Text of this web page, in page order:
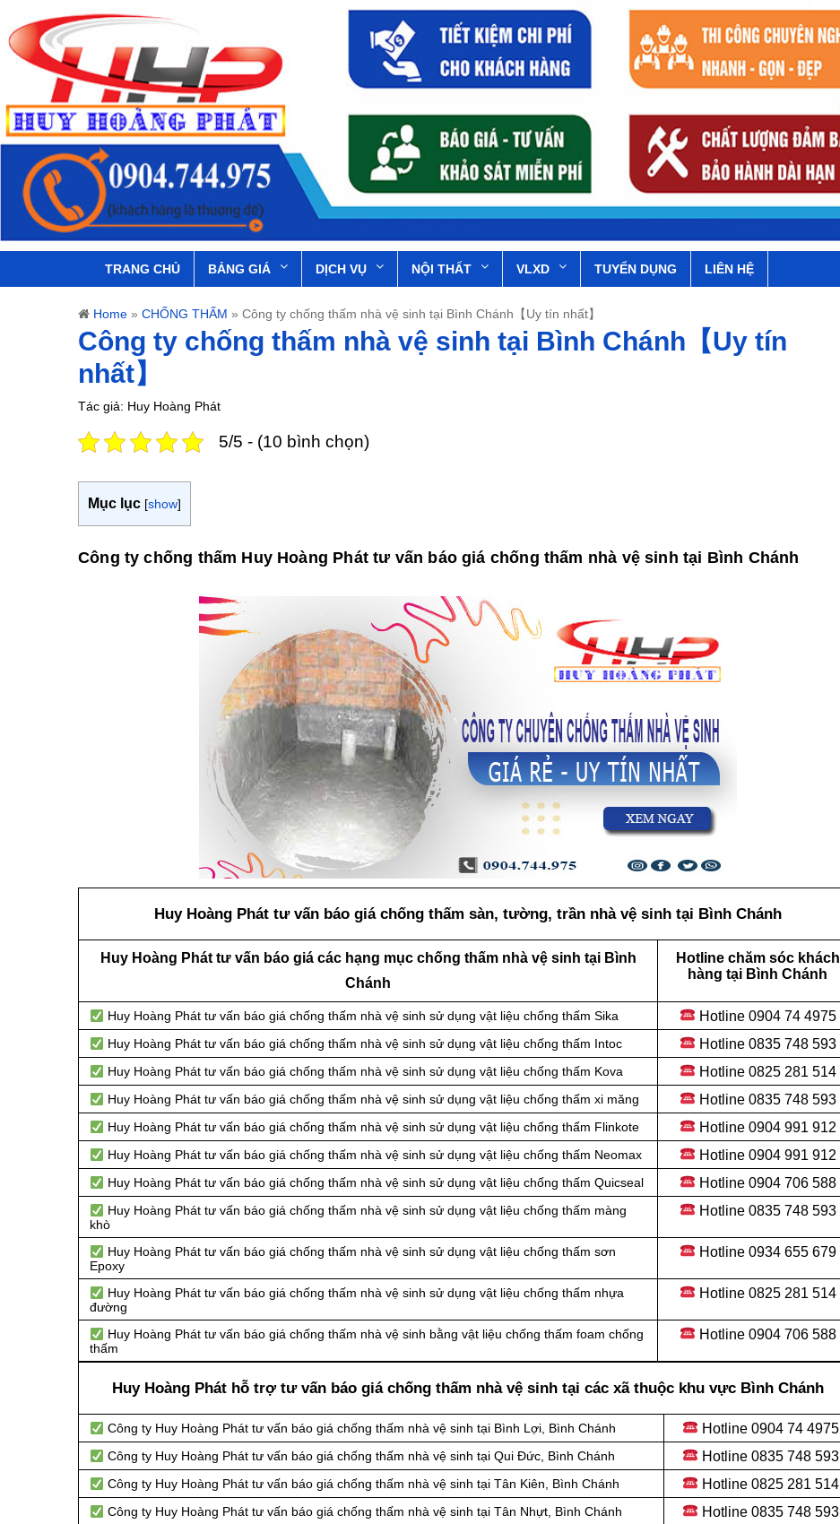
TRANG CHỦ BẢNG GIÁ DỊCH VỤ NỘI THẤT VLXD TUYỂN DỤNG LIÊN HỆ
Home » CHỐNG THẤM » Công ty chống thấm nhà vệ sinh tại Bình Chánh【Uy tín nhất】
Công ty chống thấm nhà vệ sinh tại Bình Chánh【Uy tín
nhất】
Tác giả: Huy Hoàng Phát
5/5 - (10 bình chọn)
Mục lục [show]
Công ty chống thấm Huy Hoàng Phát tư vấn báo giá chống thấm nhà vệ sinh tại Bình Chánh
Huy Hoàng Phát tư vấn báo giá chống thấm sàn, tường, trần nhà vệ sinh tại Bình Chánh
Huy Hoàng Phát tư vấn báo giá các hạng mục chống thấm nhà vệ sinh tại Bình
Chánh
Hotline chăm sóc khách
hàng tại Bình Chánh
Huy Hoàng Phát tư vấn báo giá chống thấm nhà vệ sinh sử dụng vật liệu chống thấm Sika Hotline0904 74 4975
Huy Hoàng Phát tư vấn báo giá chống thấm nhà vệ sinh sử dụng vật liệu chống thấm Intoc Hotline0835 748 593
Huy Hoàng Phát tư vấn báo giá chống thấm nhà vệ sinh sử dụng vật liệu chống thấm Kova Hotline0825 281 514
Huy Hoàng Phát tư vấn báo giá chống thấm nhà vệ sinh sử dụng vật liệu chống thấm xi măng Hotline0835 748 593
Huy Hoàng Phát tư vấn báo giá chống thấm nhà vệ sinh sử dụng vật liệu chống thấm Flinkote Hotline0904 991 912
Huy Hoàng Phát tư vấn báo giá chống thấm nhà vệ sinh sử dụng vật liệu chống thấm Neomax Hotline 0904 991 912
Huy Hoàng Phát tư vấn báo giá chống thấm nhà vệ sinh sử dụng vật liệu chống thấm Quicseal Hotline0904 706 588
Huy Hoàng Phát tư vấn báo giá chống thấm nhà vệ sinh sử dụng vật liệu chống thấm màng
khò
Hotline0835 748 593
Huy Hoàng Phát tư vấn báo giá chống thấm nhà vệ sinh sử dụng vật liệu chống thấm sơn
Epoxy
Hotline0934 655 679
Huy Hoàng Phát tư vấn báo giá chống thấm nhà vệ sinh sử dụng vật liệu chống thấm nhựa
đường
Hotline0825 281 514
Huy Hoàng Phát tư vấn báo giá chống thấm nhà vệ sinh bằng vật liệu chống thấm foam chống
thấm
Hotline0904 706 588
Huy Hoàng Phát hỗ trợ tư vấn báo giá chống thấm nhà vệ sinh tại các xã thuộc khu vực Bình Chánh
Công ty Huy Hoàng Phát tư vấn báo giá chống thấm nhà vệ sinh tại Bình Lợi, Bình Chánh Hotline 0904 74 4975
Công ty Huy Hoàng Phát tư vấn báo giá chống thấm nhà vệ sinh tại Qui Đức, Bình Chánh Hotline 0835 748 593
Công ty Huy Hoàng Phát tư vấn báo giá chống thấm nhà vệ sinh tại Tân Kiên, Bình Chánh Hotline 0825 281 514
Công ty Huy Hoàng Phát tư vấn báo giá chống thấm nhà vệ sinh tại Tân Nhựt, Bình Chánh Hotline 0835 748 593